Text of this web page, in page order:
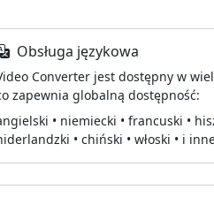
Obsługa językowa
Converter jest dostępny w
zapewnia globalną dostępność:
• niemiecki • francuski •
• chiński • włoski • i